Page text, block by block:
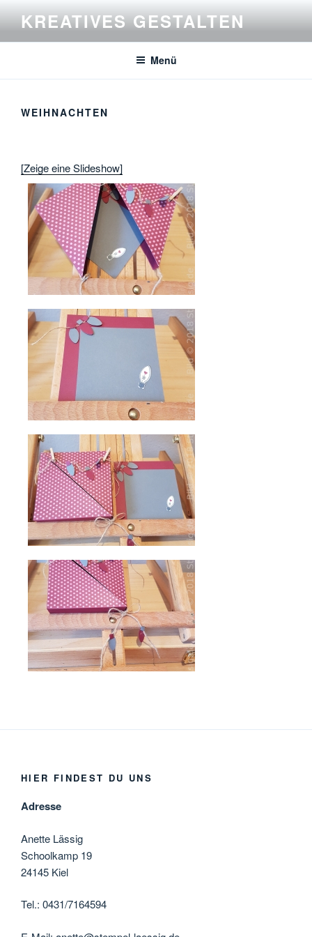
springen
KREATIVES GESTALTEN
Menü
WEIHNACHTEN
[Zeige eine Slideshow]
HIER FINDEST DU UNS
Adresse
Anette Lässig
Schoolkamp 19
24145 Kiel
Tel.: 0431/7164594